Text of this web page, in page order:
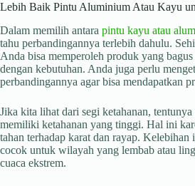
Lebih Baik Pintu Aluminium Atau Kayu
Dalam memilih antara pintu kayu atau
tahu perbandingannya terlebih dahulu.
Anda bisa memperoleh produk yang bagus
dengan kebutuhan. Anda juga perlu
perbandingannya agar bisa mendapatkan
Jika kita lihat dari segi ketahanan,
memiliki ketahanan yang tinggi. Hal ini
tahan terhadap karat dan rayap. Kelebihan
cocok untuk wilayah yang lembab atau
cuaca ekstrem.